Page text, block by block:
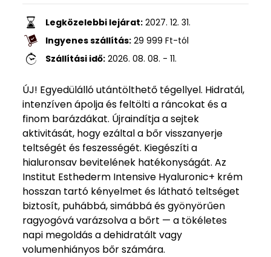
Legközelebbi lejárat: 2027. 12. 31.
Ingyenes szállítás: 29 999 Ft-tól
Szállítási idő: 2026. 08. 08. - 11.
ÚJ! Egyedülálló utántölthető tégellyel. Hidratál,
intenzíven ápolja és feltölti a ráncokat és a
finom barázdákat. Újraindítja a sejtek
aktivitását, hogy ezáltal a bőr visszanyerje
teltségét és feszességét. Kiegészíti a
hialuronsav bevitelének hatékonyságát. Az
Institut Esthederm Intensive Hyaluronic+ krém
hosszan tartó kényelmet és látható teltséget
biztosít, puhábbá, simábbá és gyönyörűen
ragyogóvá varázsolva a bőrt — a tökéletes
napi megoldás a dehidratált vagy
volumenhiányos bőr számára.